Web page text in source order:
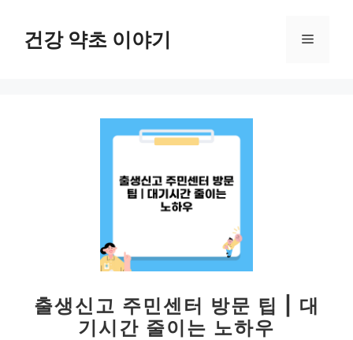
건강 약초 이야기 메
출생신고 주민센터 방문 팁 | 대
기시간 줄이는 노하우